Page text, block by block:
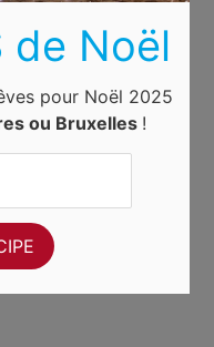
de Noël
pour Noël 2025
ou Bruxelles !